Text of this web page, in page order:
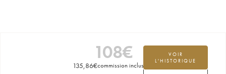
108€
135,86€commission incluse
VOIR
L'HISTORIQUE